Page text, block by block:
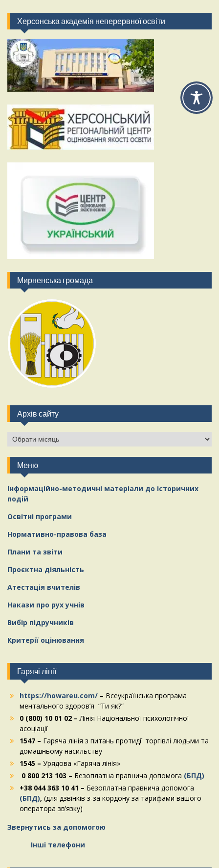
Херсонська академія неперервної освіти
Мирненська громада
Архів сайту
Архів
Меню
Інформаційно-методичні матеріали до історичних
подій
Освітні програми
Нормативно-правова база
Плани та звіти
Проєктна діяльність
Атестація вчителів
Накази про рух учнів
Вибір підручників
Критерії оцінювання
Гарячі лінії
https://howareu.com/ – Всеукраїнська програма
ментального здоров’я “Ти як?”
0 (800) 10 01 02 –Лінія Національної психологічної
асоціації
1547 – Гаряча лінія з питань протидії торгівлі людьми та
домашньому насильству
1545 – Урядова «Гаряча лінія»
0 800 213 103 – Безоплатна правнича допомога (БПД)
+38 044 363 10 41 – Безоплатна правнича допомога
(БПД), (для дзвінків з-за кордону за тарифами вашого
оператора зв’язку)
Звернутись за допомогою
Інші телефони